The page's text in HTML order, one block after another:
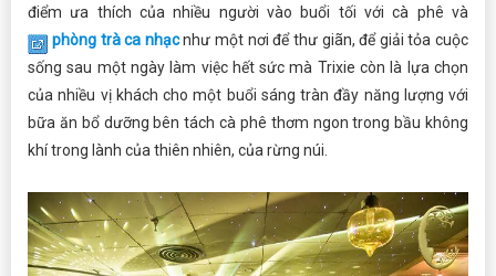
điểm ưa thích của nhiều người vào buổi tối với cà phê và
phòng trà ca nhạcnhư một nơi để thư giãn, để giải tỏa cuộc
sống sau một ngày làm việc hết sức mà Trixie còn là lựa chọn
của nhiều vị khách cho một buổi sáng tràn đầy năng lượng với
bữa ăn bổ dưỡng bên tách cà phê thơm ngon trong bầu không
khí trong lành của thiên nhiên, của rừng núi.